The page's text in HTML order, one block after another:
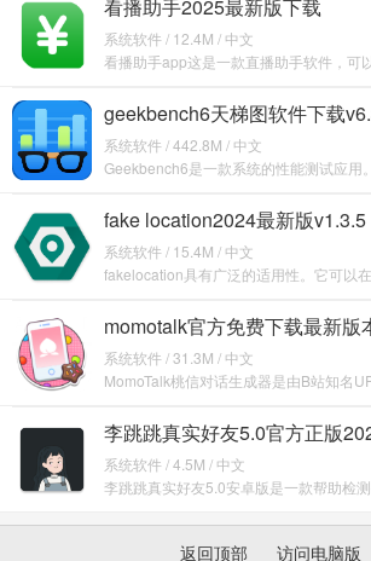
看播助手2025最新版下载
v2.9.1.116896
系统软件 / 12.4M / 中文
看播助手app这是一款直播助手软件，可
用这款
geekbench6天梯图软件下载
系统软件 / 442.8M / 中文
Geekbench6是一款系统的性能测试应用
fake location2024最新版v1.3.5
系统软件 / 15.4M / 中文
fakelocation具有广泛的适用性。它可以
momotalk官方免费下载最新版
v0.5.21
系统软件 / 31.3M / 中文
MomoTalk桃信对话生成器是由B站知名
李跳跳真实好友5.0官方正版
系统软件 / 4.5M / 中文
李跳跳真实好友5.0安卓版是一款帮助检
除的假
返回顶部 访问电脑版